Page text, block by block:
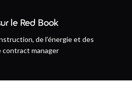
le Red Book
de l’énergie et des
manager